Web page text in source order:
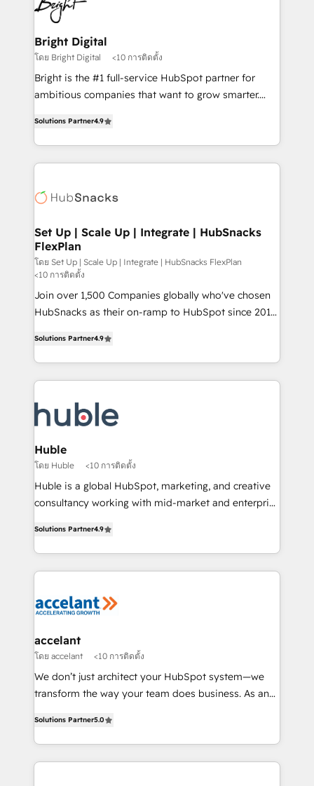
Impact Award 🏆2022 Technical Expertise Impact
Award 🏆2022 Platform Migration Excellence Impact
Award 🏆2020 Elite Solutions Partner 🏆2019
Integrations HubSpot Impact Award 🏆2019
Marketing Enablement HubSpot Impact Award 🏆
2018 Website Design HubSpot Impact Award 🏆2017
Growth-Driven Design Agency of the Year 🏆2016
Sales Enablement HubSpot Impact Award 🏆2015
HubSpot COS Performance Award 🏆2014 HubSpot
COS Design Award 🏆2013 HubSpot Marketplace
Partner 📆Founded in 1997
Bright Digital
โดย Bright Digital <10 การติดตั้ง
Bright is the #1 full-service HubSpot partner for
ambitious companies that want to grow smarter.
developing a new website to lead generation and
digital marketing; we do it all (and with great
results)! In short, our services include: - HubSpot
HubSpot development: websites, custom modules,
marketing, advertising, campaigns, content and
design We connect people, data and technology to
improve customer experiences. With our bright
people, exciting ideas and can-do mentality, we
ensure revenue growth on a daily basis. So tell us
your challenge; our passionate and growth driven
Solutions Partner4.9
Set Up | Scale Up | Integrate | HubSnacks
FlexPlan
โดย Set Up | Scale Up | Integrate | HubSnacks FlexPlan
<10 การติดตั้ง
Join over 1,500 Companies globally who've chosen
HubSnacks as their on-ramp to HubSpot since 2014
1️⃣ Set Up | Onboarding New or Check-fixing existing
HubSpot portals 2️⃣ Scale Up | 100% HubSpot Task
Execution... Global 24/7 ... All Experts 3️⃣ Integrate |
Slash months from your API Integration project... ⬅️
Click "Contact Business" ⬅️ to access 150+ Kickstart
Integration templates that put HubSpot in the center
of your tech stack, syncing... 🛍️ Shopify or
WooCommerce 💲 Stripe or Paypal 💰 Sage or
Netsuite 🤖 Google or Microsoft ✍️ DocuSign or
the rare Advanced "Custom Integrations"
Accreditation, securely sync data across... 🔄 any
new HubSpot portal with Advanced Website and
CRM Migrations using our in-house "HubScrub" Tool.
Solutions Partner4.9
Huble
โดย Huble <10 การติดตั้ง
Huble is a global HubSpot, marketing, and creative
consultancy working with mid-market and enterprise
the strategy, processes, and teams that turn
HubSpot into a genuine growth engine. Named
HubSpot's Global Partner of the Year in 2024,
worldwide, and with over 15 years in the ecosystem,
One company, one operating model, delivering
across offices and consulting teams in the UK, USA,
Canada, Germany, France, Belgium, Singapore, and
South Africa. Certified compliant with ISO/IEC
international offices and 175+ employees.
Solutions Partner4.9
accelant
โดย accelant <10 การติดตั้ง
We don’t just architect your HubSpot system—we
transform the way your team does business. As an
creating tailored, end-to-end CRM solutions that
accelerate growth, improve operational efficiency,
and ensure faster time to value on HubSpot. What
Solutions Partner5.0